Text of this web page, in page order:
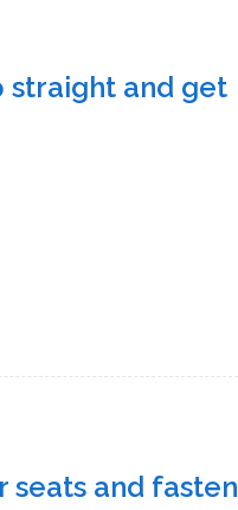
straight and get
seats and fasten